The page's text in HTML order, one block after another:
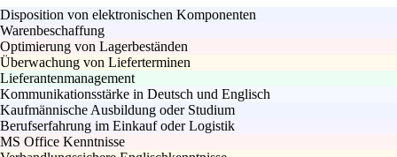
Disposition von elektronischen Komponenten
Warenbeschaffung
Optimierung von Lagerbeständen
Überwachung von Lieferterminen
Lieferantenmanagement
Kommunikationsstärke in Deutsch und Englisch
Kaufmännische Ausbildung oder Studium
Berufserfahrung im Einkauf oder Logistik
MS Office Kenntnisse